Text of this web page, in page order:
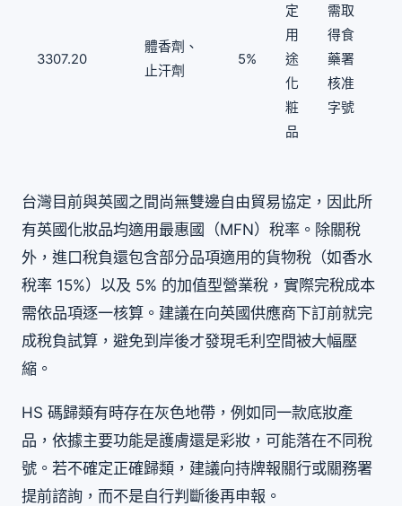
3307.20
體香劑、
止汗劑
5%
定
用
途
化
粧
品
需取
得食
藥署
核准
字號
台灣目前與英國之間尚無雙邊自由貿易協定，因此所
有英國化妝品均適用最惠國（MFN）稅率。除關稅
外，進口稅負還包含部分品項適用的貨物稅（如香水
稅率 15%）以及 5% 的加值型營業稅，實際完稅成本
需依品項逐一核算。建議在向英國供應商下訂前就完
成稅負試算，避免到岸後才發現毛利空間被大幅壓
縮。
HS 碼歸類有時存在灰色地帶，例如同一款底妝產
品，依據主要功能是護膚還是彩妝，可能落在不同稅
號。若不確定正確歸類，建議向持牌報關行或關務署
提前諮詢，而不是自行判斷後再申報。